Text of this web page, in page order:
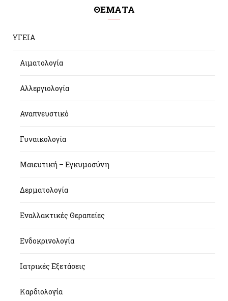
ΘΕΜΑΤΑ
ΥΓΕΙΑ
Αιματολογία
Αλλεργιολογία
Αναπνευστικό
Γυναικολογία
Μαιευτική – Εγκυμοσύνη
Δερματολογία
Εναλλακτικές Θεραπείες
Ενδοκρινολογία
Ιατρικές Εξετάσεις
Καρδιολογία